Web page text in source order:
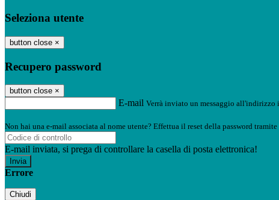
Seleziona utente
button close ×
Recupero password
button close ×
E-mail Verrà inviato un messaggio all'indirizzo
Non hai una e-mail associata al nome utente? Effettua il reset della password tramite
E-mail inviata, si prega di controllare la casella di posta elettronica!
Errore
Chiudi